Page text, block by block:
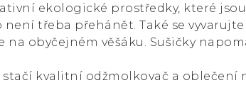
ekologické prostředky, které
třeba přehánět. Také se
na obyčejném věšáku. Sušičky
kvalitní odžmolkovač a oblečení